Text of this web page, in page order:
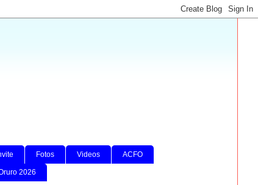
Fotos Videos ACFO
2026